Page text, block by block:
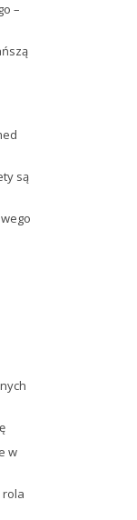
–
są
w
rola